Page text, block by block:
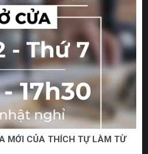
MỚI CỦA THÍCH TỰ LÀM TỪ